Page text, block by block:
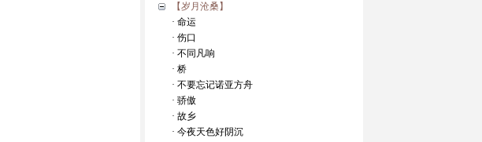
【岁月沧桑】
· 命运
· 伤口
· 不同凡响
· 桥
· 不要忘记诺亚方舟
· 骄傲
· 故乡
· 今夜天色好阴沉